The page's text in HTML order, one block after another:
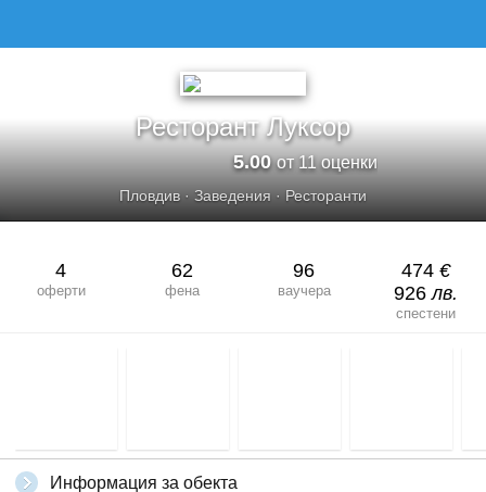
Ресторант Луксор
5.00от 11 оценки
Пловдив· Заведения · Ресторанти
4
оферти
62
фена
96
ваучера
474 €
926лв.
спестени
Информация за обекта